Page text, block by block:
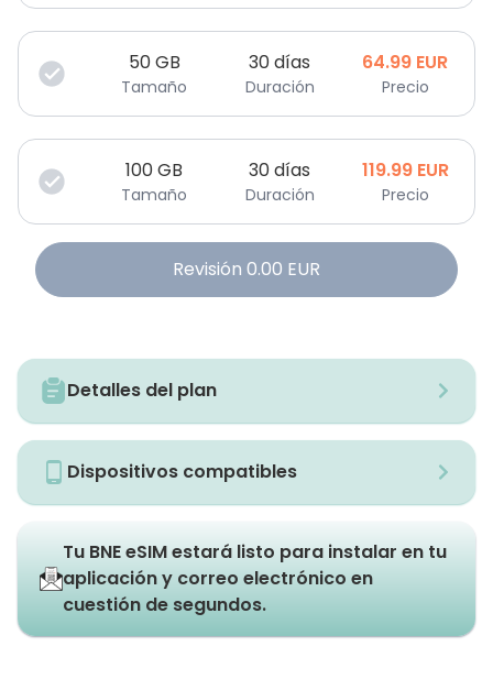
50GB
Tamaño
30 días
Duración
64.99 EUR
Precio
100GB
Tamaño
30 días
Duración
119.99 EUR
Precio
Revisión 0.00 EUR
Detalles del plan
Dispositivos compatibles
Tu BNE eSIM estará listo para instalar en tu
aplicación y correo electrónico en
cuestión de segundos.